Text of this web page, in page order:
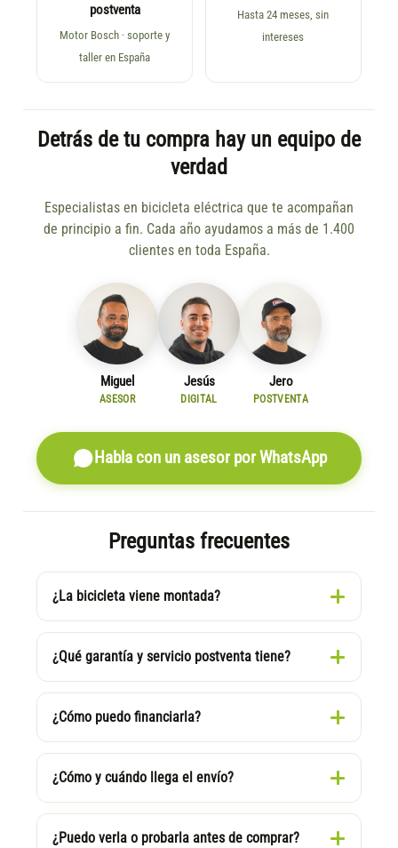
postventa
Motor Bosch · soporte y
taller en España
Hasta 24 meses, sin
intereses
Detrás de tu compra hay un equipo de
verdad
Especialistas en bicicleta eléctrica que te acompañan
de principio a fin. Cada año ayudamos a más de 1.400
clientes en toda España.
Miguel
ASESOR
Jesús
DIGITAL
Jero
POSTVENTA
Habla con un asesor por WhatsApp
Preguntas frecuentes
¿La bicicleta viene montada?
¿Qué garantía y servicio postventa tiene?
¿Cómo puedo financiarla?
¿Cómo y cuándo llega el envío?
¿Puedo verla o probarla antes de comprar?